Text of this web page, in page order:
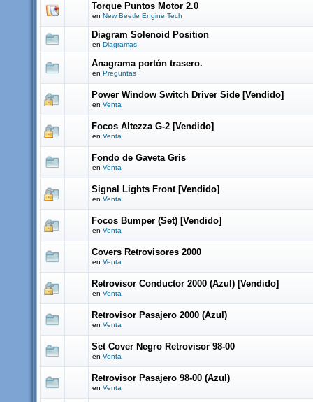
Torque Puntos Motor 2.0
en New Beetle Engine Tech
Diagram Solenoid Position
en Diagramas
Anagrama portón trasero.
en Preguntas
Power Window Switch Driver Side [Vendido]
en Venta
Focos Altezza G-2 [Vendido]
en Venta
Fondo de Gaveta Gris
en Venta
Signal Lights Front [Vendido]
en Venta
Focos Bumper (Set) [Vendido]
en Venta
Covers Retrovisores 2000
en Venta
Retrovisor Conductor 2000 (Azul) [Vendido]
en Venta
Retrovisor Pasajero 2000 (Azul)
en Venta
Set Cover Negro Retrovisor 98-00
en Venta
Retrovisor Pasajero 98-00 (Azul)
en Venta